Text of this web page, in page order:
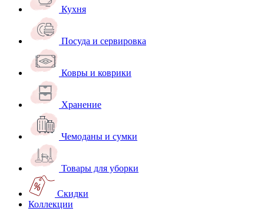
Кухня
Посуда и сервировка
Ковры и коврики
Хранение
Чемоданы и сумки
Товары для уборки
Скидки
Коллекции